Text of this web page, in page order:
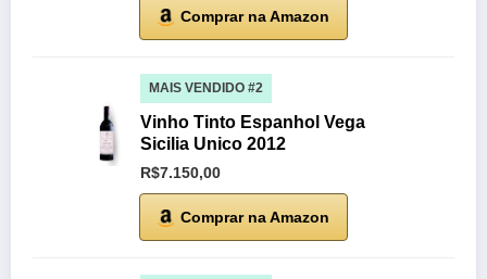
Comprar na Amazon
MAIS VENDIDO #2
Vinho Tinto Espanhol Vega
Sicilia Unico 2012
R$7.150,00
Comprar na Amazon